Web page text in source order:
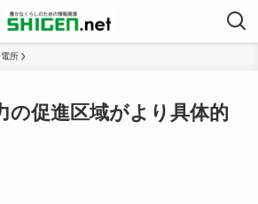
所
の促進区域がより具体的